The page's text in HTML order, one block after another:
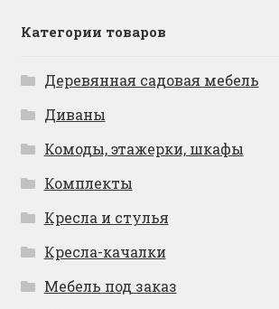
Категории товаров
Деревянная садовая мебель
Диваны
Комоды, этажерки, шкафы
Комплекты
Кресла и стулья
Кресла-качалки
Мебель под заказ